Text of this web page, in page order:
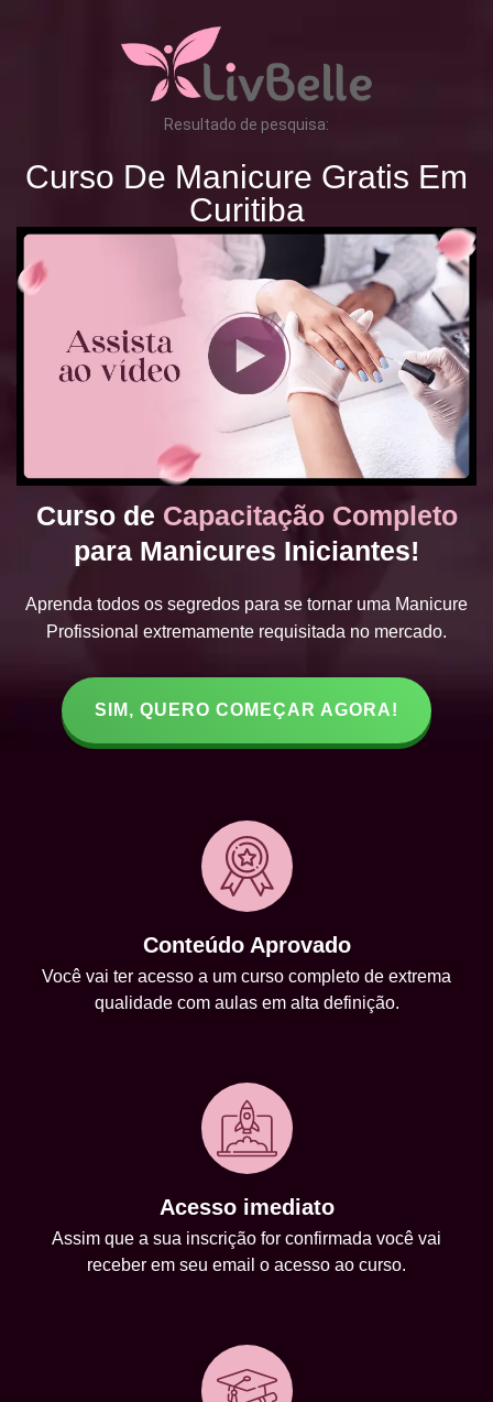
Resultado de pesquisa:
Curso De Manicure Gratis Em
Curitiba
Curso de Capacitação Completo
para Manicures Iniciantes!
Aprenda todos os segredos para se tornar uma Manicure
Profissional extremamente requisitada no mercado.
SIM, QUERO COMEÇAR AGORA!
Conteúdo Aprovado
Você vai ter acesso a um curso completo de extrema
qualidade com aulas em alta definição.
Acesso imediato
Assim que a sua inscrição for confirmada você vai
receber em seu email o acesso ao curso.